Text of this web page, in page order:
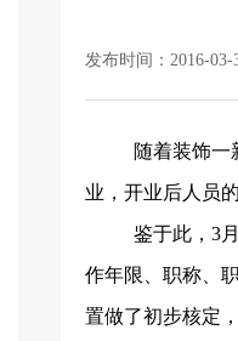
发布时间：2016-
随着装饰
业，开业后人员
鉴于此， 3月
作年限、职称、
置做了初步核定